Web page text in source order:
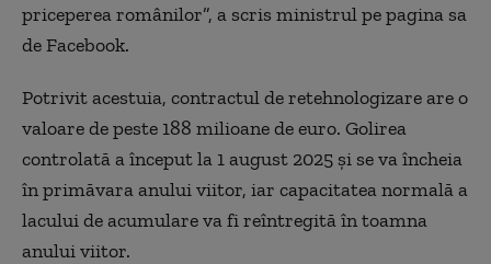
priceperea românilor”, a scris ministrul pe pagina sa
de Facebook.
Potrivit acestuia, contractul de retehnologizare are o
valoare de peste 188 milioane de euro. Golirea
controlată a început la 1 august 2025 şi se va încheia
în primăvara anului viitor, iar capacitatea normală a
lacului de acumulare va fi reîntregită în toamna
anului viitor.